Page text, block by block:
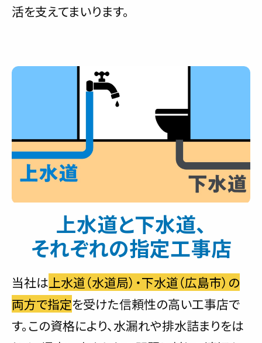
活を支えてまいります。
上水道と下水道、
それぞれの指定工事店
当社は 上水道（水道局）・下水道（広島市）の
両方で指定を受けた信頼性の高い工事店で
す。この資格により、水漏れや排水詰まりをは